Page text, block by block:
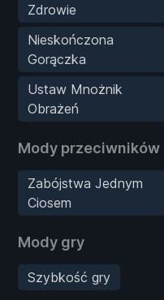
Zdrowie
Nieskończona
Gorączka
Ustaw Mnożnik
Obrażeń
Mody przeciwników
Zabójstwa Jednym
Ciosem
Mody gry
Szybkość gry